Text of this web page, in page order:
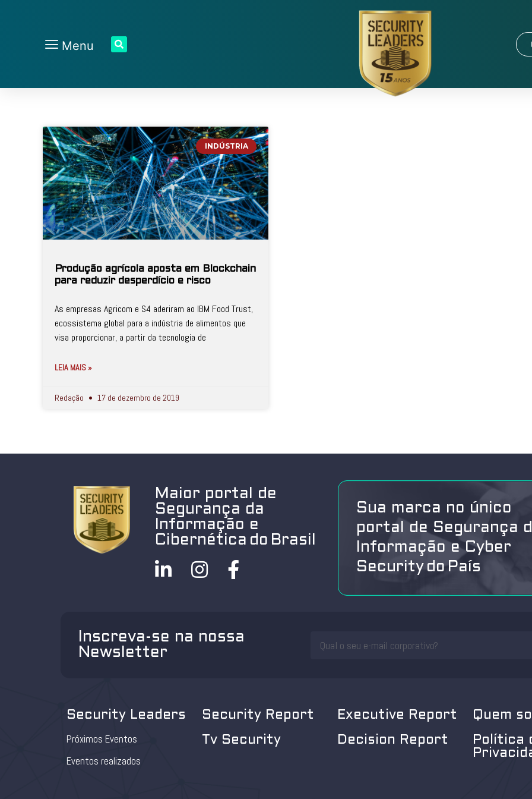
Menu
INDÚSTRIA
Produção agrícola aposta em Blockchain
para reduzir desperdício e risco
As empresas Agricom e S4 aderiram ao IBM Food Trust,
ecossistema global para a indústria de alimentos que
visa proporcionar, a partir da tecnologia de
LEIA MAIS »
Redação 17 de dezembro de 2019
Maior portal de
Segurança da
Informação e
Cibernética do Brasil
Sua marca no único
portal de Segurança
Informação e Cyber
Security do País
Inscreva-se na nossa
Newsletter
Security Leaders
Próximos Eventos
Eventos realizados
Security Report
Tv Security
Executive Report
Decision Report
Quem
Política